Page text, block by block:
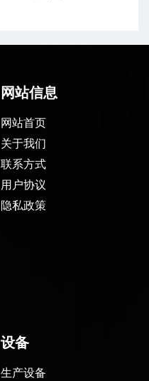
网站信息
网站首页
关于我们
联系方式
用户协议
隐私政策
设备
生产设备